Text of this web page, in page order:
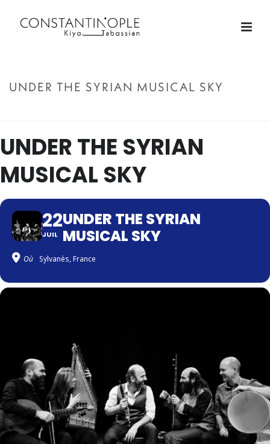
UNDER THE SYRIAN MUSICAL SKY
UNDER THE SYRIAN
MUSICAL SKY
22
JUIL
UNDER THE SYRIAN
MUSICAL SKY
Où Sylvanès, France